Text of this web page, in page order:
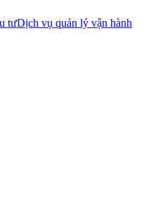
tưDịch vụ quản lý vận hành